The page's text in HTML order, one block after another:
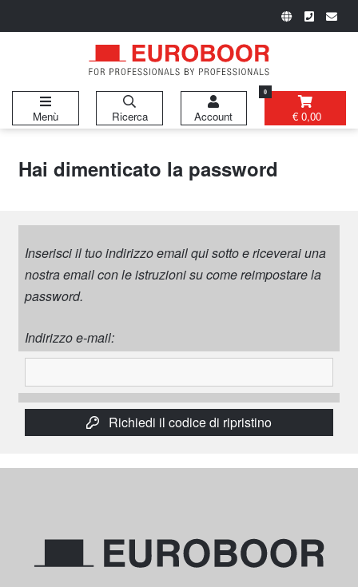
Menù Ricerca Account
0
€ 0,00
Hai dimenticato la password
Inserisci il tuo indirizzo email qui sotto e riceverai una
nostra email con le istruzioni su come reimpostare la
password.
Indirizzo e-mail:
Richiedi il codice di ripristino